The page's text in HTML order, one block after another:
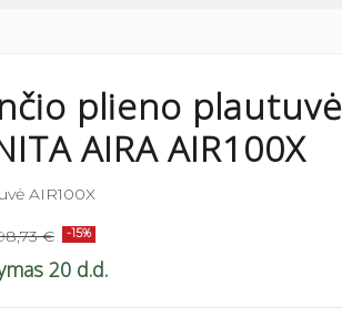
plieno plautuvė
AIRA AIR100X
AIR100X
€ -15%
20 d.d.